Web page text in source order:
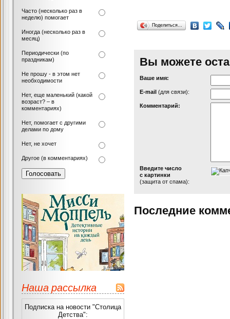
Поделиться…
Вы можете
Ваше имя:
Е-mail (для связи):
Комментарий:
Введите число
с картинки
(защита от спама):
Последние
Часто (несколько раз в
неделю) помогает
Иногда (несколько раз в
месяц)
Периодически (по
праздникам)
Не прошу - в этом нет
необходимости
Нет, еще маленький (какой
возраст? – в
комментариях)
Нет, помогает с другими
делами по дому
Нет, не хочет
Другое (в комментариях)
Наша рассылка
Подписка на новости "Столица
Детства":